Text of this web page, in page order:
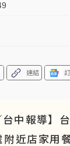
連結
台中報導】
近店家用